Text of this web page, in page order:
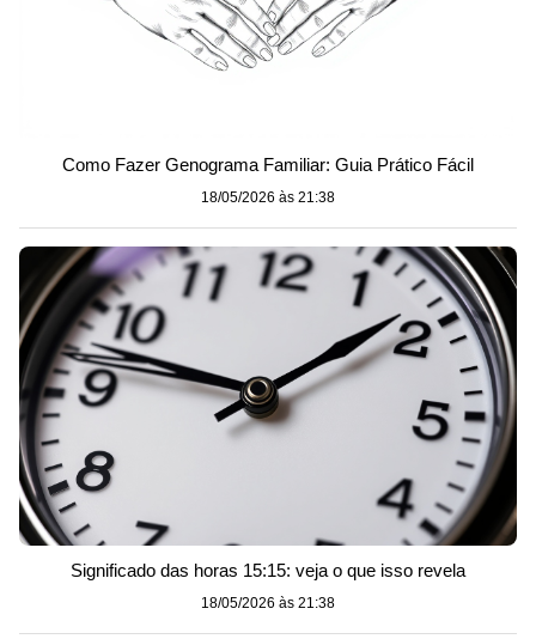
Como Fazer Genograma Familiar: Guia Prático Fácil
18/05/2026 às 21:38
Significado das horas 15:15: veja o que isso revela
18/05/2026 às 21:38